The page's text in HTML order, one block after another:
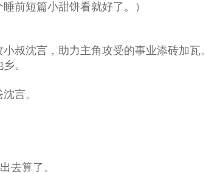
前短篇小甜饼看就好了。）
沈言，助力主角攻受的事业添砖加瓦。
。
言。
去算了。